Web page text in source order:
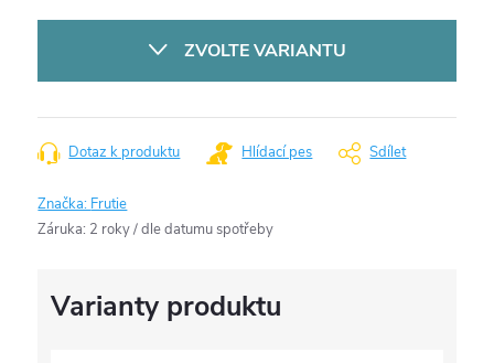
ZVOLTE VARIANTU
Dotaz k produktu Hlídací pes Sdílet
Značka: Frutie
Záruka: 2 roky / dle datumu spotřeby